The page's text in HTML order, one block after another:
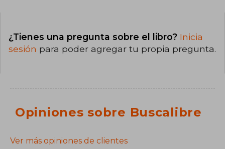
¿Tienes una pregunta sobre el libro? Inicia
sesión para poder agregar tu propia pregunta.
Opiniones sobre Buscalibre
Ver más opiniones de clientes